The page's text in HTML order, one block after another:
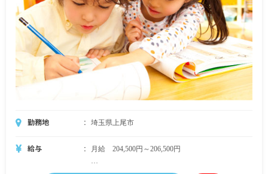
勤務地 埼玉県上尾市
給与 月給 204,500円～206,500円